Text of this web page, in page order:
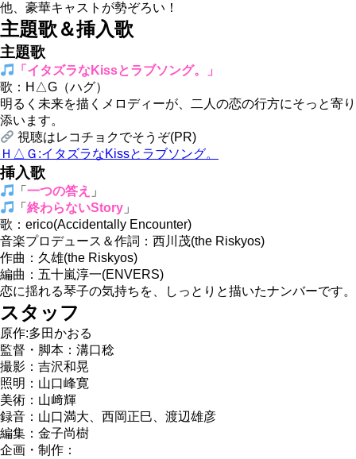
他、豪華キャストが勢ぞろい！
主題歌＆挿入歌
主題歌
「イタズラなKissとラブソング。」
歌：H△G（ハグ）
明るく未来を描くメロディーが、二人の恋の行方にそっと寄り
添います。
視聴はレコチョクでそうぞ(PR)
Ｈ△Ｇ:イタズラなKissとラブソング。
挿入歌
「一つの答え 」
「終わらないStory 」
歌：erico(Accidentally Encounter)
音楽プロデュース＆作詞：西川茂(the Riskyos)
作曲：久雄(the Riskyos)
編曲：五十嵐淳一(ENVERS)
恋に揺れる琴子の気持ちを、しっとりと描いたナンバーです。
スタッフ
原作:多田かおる
監督・脚本：溝口稔
撮影：吉沢和晃
照明：山口峰寛
美術：山﨑輝
録音：山口満大、西岡正巳、渡辺雄彦
編集：金子尚樹
企画・制作：